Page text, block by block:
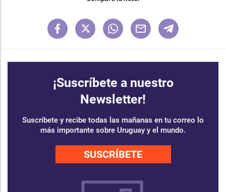
¡Suscríbete a nuestro
Newsletter!
Suscríbete y recibe todas las mañanas en tu correo lo
más importante sobre Uruguay y el mundo.
SUSCRÍBETE